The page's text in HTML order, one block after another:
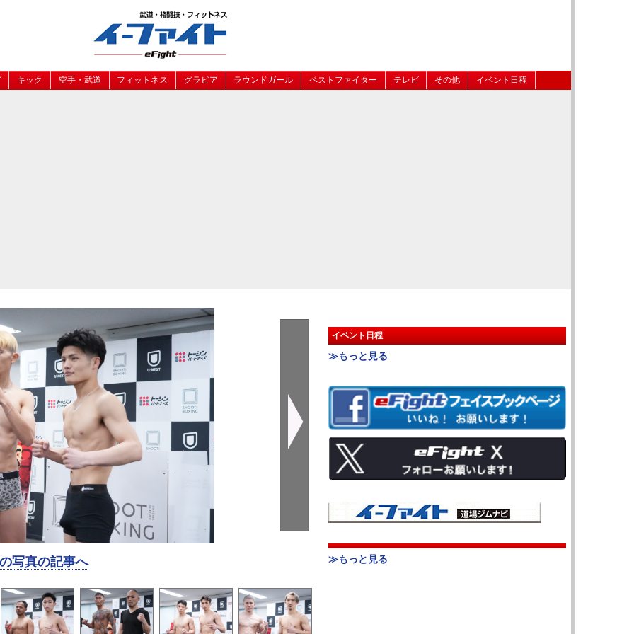
キック 空手・武道 フィットネス グラビア ラウンドガール ベストファイター テレビ その他 イベント日程
写真の記事へ
イベント日程
≫もっと見る
≫もっと見る